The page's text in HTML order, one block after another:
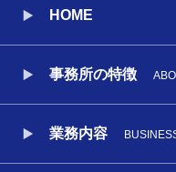
HOME
事務所の特徴
業務内容